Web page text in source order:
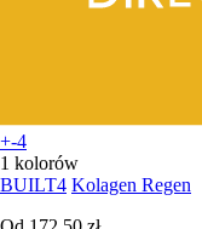
+-4
1 kolorów
BUILT4 Kolagen Regen